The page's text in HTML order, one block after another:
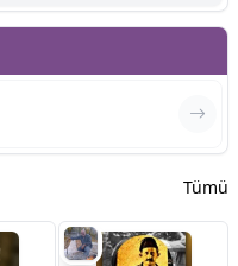
Tümü